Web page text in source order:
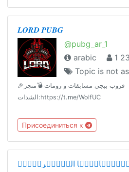
𝑳𝑶𝑹𝑫 𝑷𝑼𝑩𝑮
@pubg_ar_1
arabic
1
Topic is not
🎉قروب ببجي مسابقات و رومات 💣متجر
الشدات:https://t.me/WolfUC
Присоединиться к